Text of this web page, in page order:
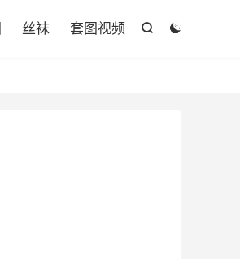


丝袜 套图视频